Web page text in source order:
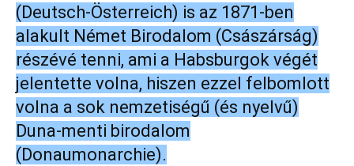
(Deutsch-Österreich) is az 1871-ben
alakult Német Birodalom (Császárság)
részévé tenni, ami a Habsburgok végét
jelentette volna, hiszen ezzel felbomlott
volna a sok nemzetiségű (és nyelvű)
Duna-menti birodalom
(Donaumonarchie).